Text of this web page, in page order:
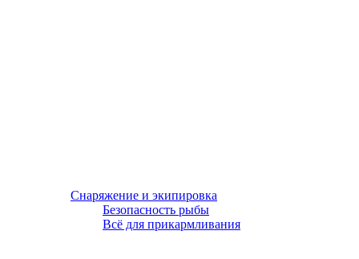
Снаряжение и экипировка
Безопасность рыбы
Всё для прикармливания